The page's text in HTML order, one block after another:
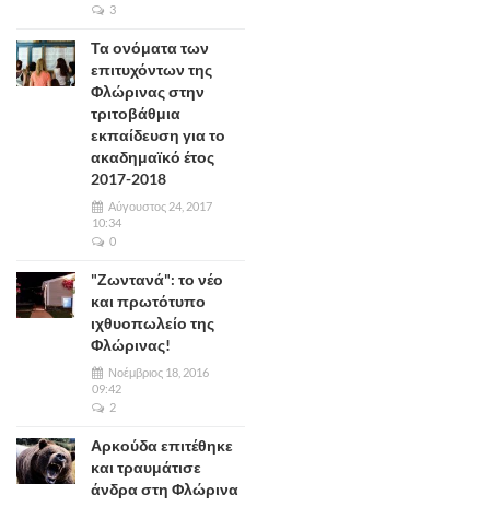
3
Τα ονόματα των
επιτυχόντων της
Φλώρινας στην
τριτοβάθμια
εκπαίδευση για το
ακαδημαϊκό έτος
2017-2018
Αύγουστος 24, 2017
10:34
0
"Ζωντανά": το νέο
και πρωτότυπο
ιχθυοπωλείο της
Φλώρινας!
Νοέμβριος 18, 2016
09:42
2
Αρκούδα επιτέθηκε
και τραυμάτισε
άνδρα στη Φλώρινα